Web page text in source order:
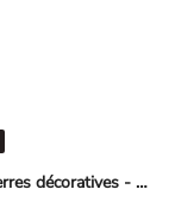
String - Pierres décoratives - Rouge